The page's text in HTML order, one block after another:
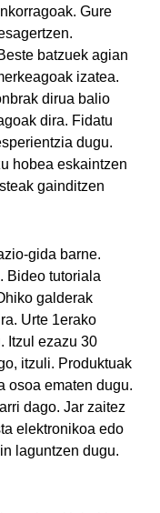
Gure
batzuek agian
izatea.
dirua balio
dira. Fidatu
dugu.
hobea eskaintzen
gainditzen
gida barne.
Bideo tutoriala
galderak
Urte 1erako
Itzul ezazu 30
itzuli. Produktuak
osoa ematen dugu.
dago. Jar zaitez
elektronikoa edo
laguntzen dugu.